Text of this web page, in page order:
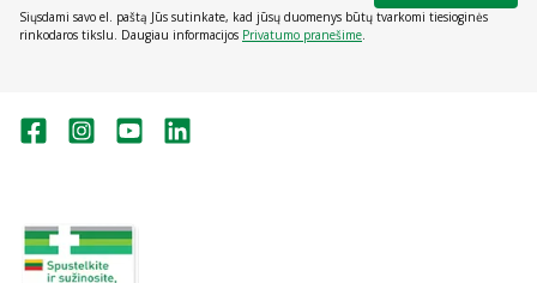
Siųsdami savo el. paštą Jūs sutinkate, kad jūsų duomenys būtų tvarkomi tiesioginės
rinkodaros tikslu. Daugiau informacijos Privatumo pranešime.